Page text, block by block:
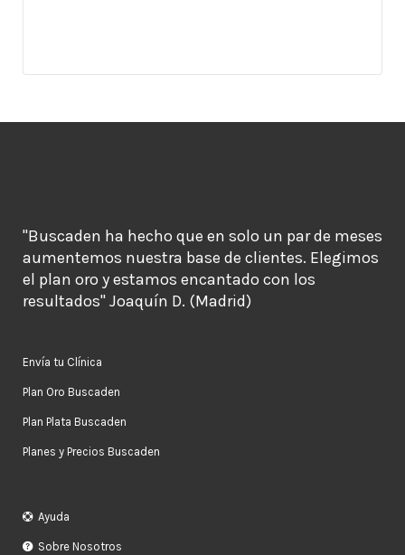
"Buscaden ha hecho que en solo un par de meses
aumentemos nuestra base de clientes. Elegimos
el plan oro y estamos encantado con los
resultados" Joaquín D. (Madrid)
Envía tu Clínica
Plan Oro Buscaden
Plan Plata Buscaden
Planes y Precios Buscaden
Ayuda
Sobre Nosotros